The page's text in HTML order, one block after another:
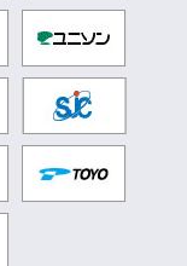
ヨド物置